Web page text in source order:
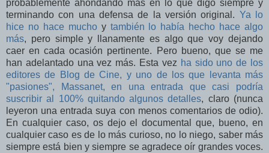
probablemente ahondando más en lo que digo siempre y
terminando con una defensa de la versión original. Ya lo
hice no hace muchoy también lo había hecho hace algo
más, pero simple y llanamente es algo que voy dejando
caer en cada ocasión pertinente. Pero bueno, que se me
han adelantado una vez más. Esta vez ha sido uno de los
editores de Blog de Cine, y uno de los que levanta más
"pasiones", Massanet, en una entrada que casi podría
suscribir al 100% quitando algunos detalles, claro (nunca
leyeron una entrada suya con menos comentarios de odio).
En cualquier caso, os dejo el documental que, bueno, en
cualquier caso es de lo más curioso, no lo niego, saber más
siempre está bien y siempre se agradece oír grandes voces.